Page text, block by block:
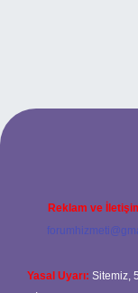
ilbet bahis sitesi
Reklam ve
Yasal Uyarı: Sitemiz,